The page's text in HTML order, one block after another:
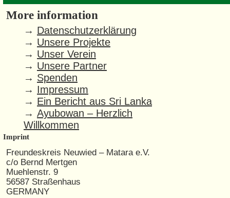
More information
→ Datenschutzerklärung
→ Unsere Projekte
→ Unser Verein
→ Unsere Partner
→ Spenden
→ Impressum
→ Ein Bericht aus Sri Lanka
→ Ayubowan – Herzlich
Willkommen
Imprint
Freundeskreis Neuwied – Matara e.V.
c/o Bernd Mertgen
Muehlenstr. 9
56587 Straßenhaus
GERMANY